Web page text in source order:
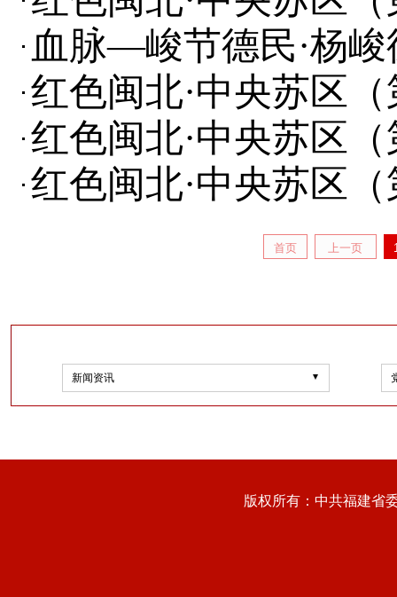
血脉—峻节德民·杨
红色闽北·中央苏区
红色闽北·中央苏区
红色闽北·中央苏区
首页 上一页
新闻资讯
版权所有：中共福建省